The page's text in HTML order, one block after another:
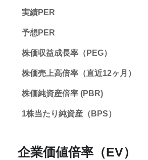
実績PER
予想PER
株価収益成長率（PEG）
株価売上高倍率（直近12ヶ月）
株価純資産倍率 (PBR)
1株当たり純資産（BPS）
企業価値倍率（EV）